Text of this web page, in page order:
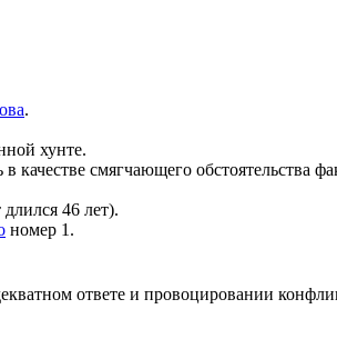
.
хунте.
качестве смягчающего обстоятельства
длился 46 лет).
номер 1.
ответе и провоцировании